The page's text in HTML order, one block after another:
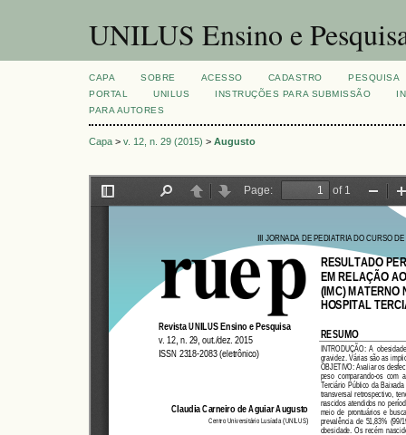
UNILUS Ensino e
CAPA SOBRE ACESSO CADASTRO
PESQUISA
PORTAL
UNILUS INSTRUÇÕES PARA SUBMISSÃO
PARA AUTORES
Capa > v. 12, n. 29 (2015) > Augusto